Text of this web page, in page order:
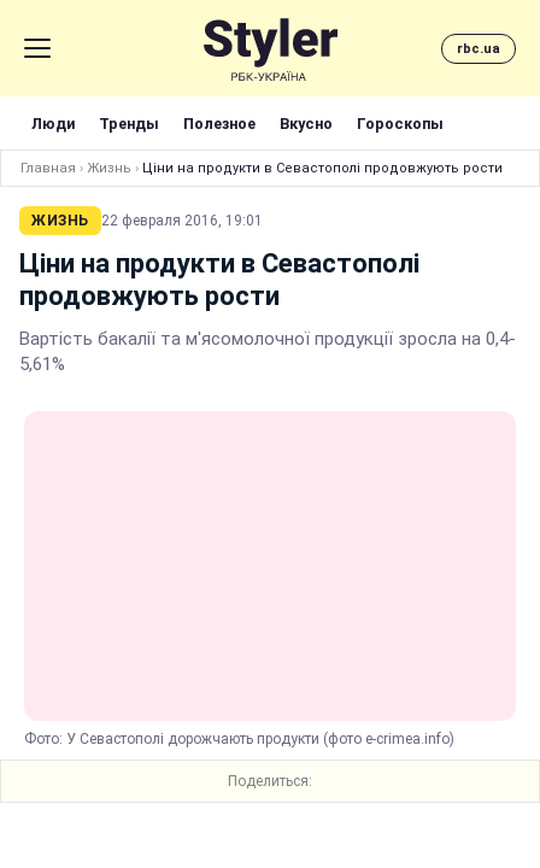
rbc.ua
Люди Тренды Полезное Вкусно Гороскопы
Главная › Жизнь › Ціни на продукти в Севастополі продовжують рости
ЖИЗНЬ 22 февраля 2016, 19:01
Ціни на продукти в Севастополі
продовжують рости
Вартість бакалії та м'ясомолочної продукції зросла на 0,4-
5,61%
Фото: У Севастополі дорожчають продукти (фото e-crimea.info)
Поделиться: